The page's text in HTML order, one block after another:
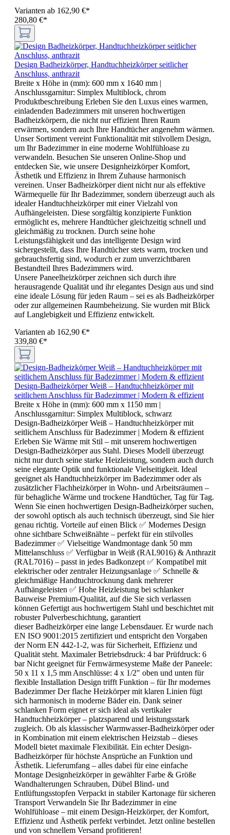
Varianten ab 162,90 €*
280,80 €*
Design Badheizkörper, Handtuchheizkörper seitlicher
Anschluss, anthrazit
Breite x Höhe in (mm): 600 mm x 1640 mm |
Anschlussgarnitur: Simplex Multiblock, chrom
Produktbeschreibung Erleben Sie den Luxus eines warmen,
einladenden Badezimmers mit unseren hochwertigen
Badheizkörpern, die nicht nur effizient Ihren Raum
erwärmen, sondern auch Ihre Handtücher angenehm wärmen.
Unser Sortiment vereint Funktionalität mit stilvollem Design,
um Ihr Badezimmer in eine moderne Wohlfühloase zu
verwandeln. Besuchen Sie unseren Online-Shop und
entdecken Sie, wie unsere Designheizkörper Komfort,
Ästhetik und Effizienz in Ihrem Zuhause harmonisch
vereinen. Unser Badheizkörper dient nicht nur als effektive
Wärmequelle für Ihr Badezimmer, sondern überzeugt auch als
idealer Handtuchheizkörper mit einer Vielzahl von
Aufhängeleisten. Diese sorgfältig konzipierte Funktion
ermöglicht es, mehrere Handtücher gleichzeitig schnell und
gleichmäßig zu trocknen. Durch seine hohe
Leistungsfähigkeit und das intelligente Design wird
sichergestellt, dass Ihre Handtücher stets warm, trocken und
gebrauchsfertig sind, wodurch er zum unverzichtbaren
Bestandteil Ihres Badezimmers wird.
Unsere Paneelheizkörper zeichnen sich durch ihre
herausragende Qualität und ihr elegantes Design aus und sind
eine ideale Lösung für jeden Raum – sei es als Badheizkörper
oder zur allgemeinen Raumbeheizung. Sie wurden mit Blick
auf Langlebigkeit und Effizienz entwickelt.
Varianten ab 162,90 €*
339,80 €*
Design-Badheizkörper Weiß – Handtuchheizkörper mit
seitlichem Anschluss für Badezimmer | Modern & effizient
Breite x Höhe in (mm): 600 mm x 1150 mm |
Anschlussgarnitur: Simplex Multiblock, schwarz
Design-Badheizkörper Weiß – Handtuchheizkörper mit
seitlichem Anschluss für Badezimmer | Modern & effizient
Erleben Sie Wärme mit Stil – mit unserem hochwertigen
Design-Badheizkörper aus Stahl. Dieses Modell überzeugt
nicht nur durch seine starke Heizleistung, sondern auch durch
seine elegante Optik und funktionale Vielseitigkeit. Ideal
geeignet als Handtuchheizkörper im Badezimmer oder als
zusätzlicher Flachheizkörper in Wohn- und Arbeitsräumen –
für behagliche Wärme und trockene Handtücher, Tag für Tag.
Wenn Sie einen hochwertigen Design-Badheizkörper suchen,
der sowohl optisch als auch technisch überzeugt, sind Sie hier
genau richtig. Vorteile auf einen Blick ✅ Modernes Design
ohne sichtbare Schweißnähte – perfekt für ein stilvolles
Badezimmer ✅ Vielseitige Wandmontage dank 50 mm
Mittelanschluss ✅ Verfügbar in Weiß (RAL9016) & Anthrazit
(RAL7016) – passt in jedes Badkonzept ✅ Kompatibel mit
elektrischer oder zentraler Heizungsanlage ✅ Schnelle &
gleichmäßige Handtuchtrocknung dank mehrerer
Aufhängeleisten ✅ Hohe Heizleistung bei schlanker
Bauweise Premium-Qualität, auf die Sie sich verlassen
können Gefertigt aus hochwertigem Stahl und beschichtet mit
robuster Pulverbeschichtung, garantiert
dieser Badheizkörper eine lange Lebensdauer. Er wurde nach
EN ISO 9001:2015 zertifiziert und entspricht den Vorgaben
der Norm EN 442-1-2, was für Sicherheit, Effizienz und
Qualität steht. Maximaler Betriebsdruck: 4 bar Prüfdruck: 6
bar Nicht geeignet für Fernwärmesysteme Maße der Paneele:
50 x 11 x 1,5 mm Anschlüsse: 4 x 1/2" oben und unten für
flexible Installation Design trifft Funktion – für Ihr modernes
Badezimmer Der flache Heizkörper mit klaren Linien fügt
sich harmonisch in moderne Bäder ein. Dank seiner
schlanken Form eignet er sich ideal als vertikaler
Handtuchheizkörper – platzsparend und leistungsstark
zugleich. Ob als klassischer Warmwasser-Badheizkörper oder
in Kombination mit einem elektrischen Heizstab – dieses
Modell bietet maximale Flexibilität. Ein echter Design-
Badheizkörper für höchste Ansprüche an Funktion und
Ästhetik. Lieferumfang – alles dabei für eine einfache
Montage Designheizkörper in gewählter Farbe & Größe
Wandhalterungen Schrauben, Dübel Blind- und
Entlüftungsstopfen Verpackt in stabiler Kartonage für sicheren
Transport Verwandeln Sie Ihr Badezimmer in eine
Wohlfühloase – mit einem Design-Heizkörper, der Komfort,
Effizienz und Ästhetik perfekt verbindet. Jetzt online bestellen
und von schnellem Versand profitieren!